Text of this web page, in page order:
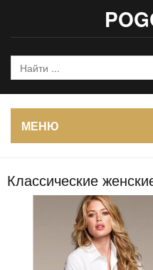
МЕНЮ
Классические